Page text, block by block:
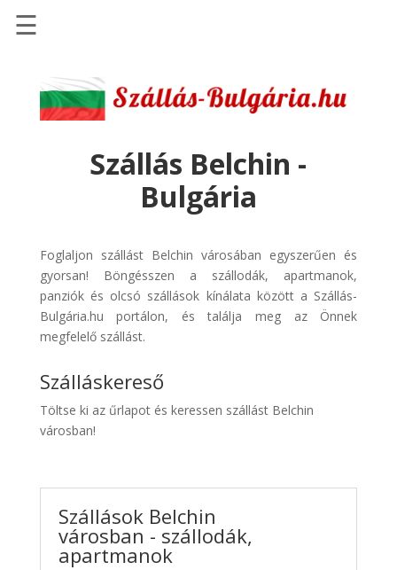
Szállások
Repülőjegy
pénzvisszatérítéssel
Discover
Cars
Transzfer
Kiwi
Taxi
☰
Szállás Belchin -
Bulgária
Foglaljon szállást Belchin városában egyszerűen és
gyorsan! Böngésszen a szállodák, apartmanok,
panziók és olcsó szállások kínálata között a Szállás-
Bulgária.hu portálon, és találja meg az Önnek
megfelelő szállást.
Szálláskereső
Töltse ki az űrlapot és keressen szállást Belchin
városban!
Szállások Belchin
városban - szállodák,
apartmanok